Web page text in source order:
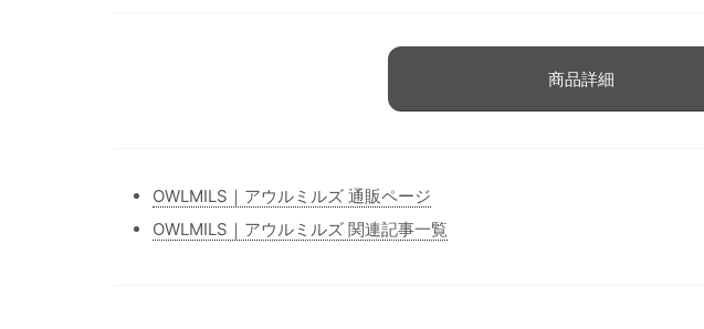
商品詳細
OWLMILS｜アウルミルズ 通販ページ
OWLMILS｜アウルミルズ 関連記事一覧